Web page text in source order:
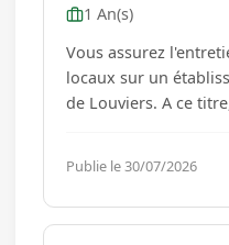
1 An(s)
Vous assurez
locaux sur un
de Louviers. A ce
l'aide d'un balai,
outils convenables, * Le nettoyage des surfaces
type bure...
Publie le 30/07/2026